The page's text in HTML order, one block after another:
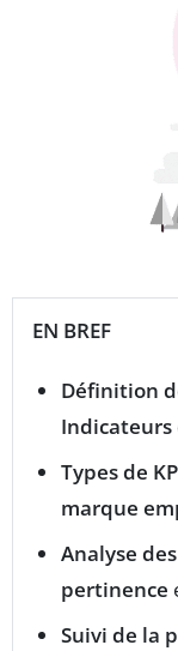
EN BREF
Définition
Indicateurs
Types de
marque
Analyse
pertinence
Suivi de la